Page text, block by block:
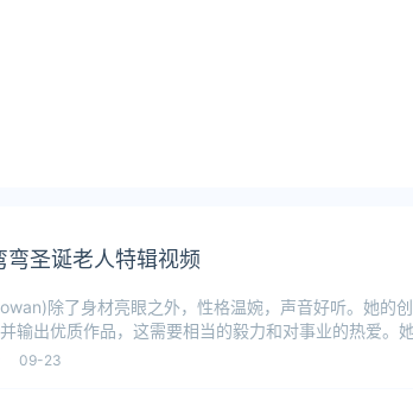
弯圣诞老人特辑视频
除了身材亮眼之外，性格温婉，声音好听。她的
输出优质作品，这需要相当的毅力和对事业的热爱。
始
09-23